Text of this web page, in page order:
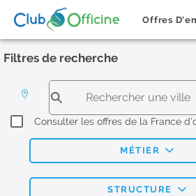
Offres
Filtres de recherche
Consulter les offres de la France
MÉTIER
STRUCTURE